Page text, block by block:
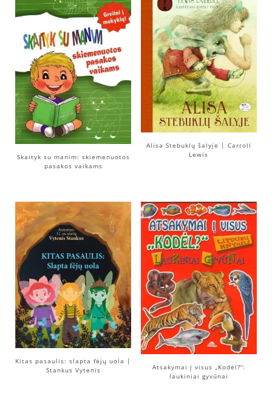
Skaityk su manim: skiemenuotos
pasakos vaikams
Alisa Stebuklų šalyje | Carroll
Lewis
Kitas pasaulis: slapta fėjų uola |
Stankus Vytenis
Atsakymai į visus „Kodėl?“:
laukiniai gyvūnai